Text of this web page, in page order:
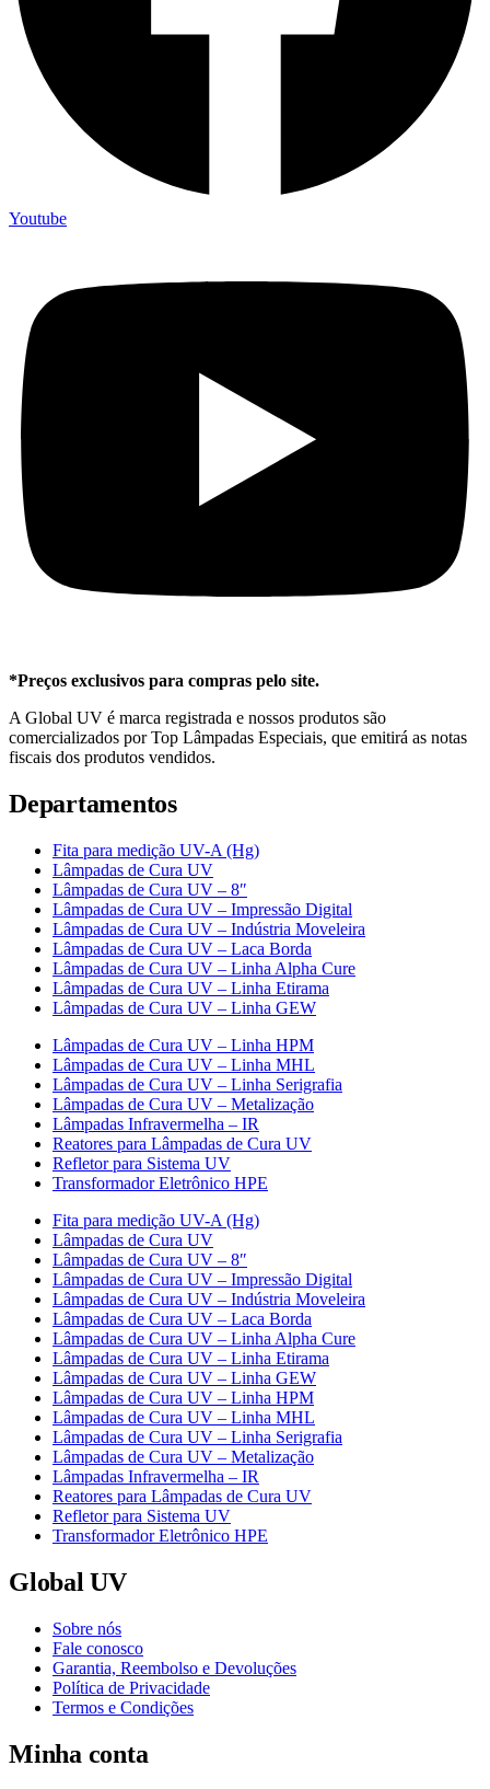
Youtube
*Preços exclusivos para compras pelo site.
A Global UV é marca registrada e nossos produtos são
comercializados por Top Lâmpadas Especiais, que emitirá as notas
fiscais dos produtos vendidos.
Departamentos
Fita para medição UV-A (Hg)
Lâmpadas de Cura UV
Lâmpadas de Cura UV – 8″
Lâmpadas de Cura UV – Impressão Digital
Lâmpadas de Cura UV – Indústria Moveleira
Lâmpadas de Cura UV – Laca Borda
Lâmpadas de Cura UV – Linha Alpha Cure
Lâmpadas de Cura UV – Linha Etirama
Lâmpadas de Cura UV – Linha GEW
Lâmpadas de Cura UV – Linha HPM
Lâmpadas de Cura UV – Linha MHL
Lâmpadas de Cura UV – Linha Serigrafia
Lâmpadas de Cura UV – Metalização
Lâmpadas Infravermelha – IR
Reatores para Lâmpadas de Cura UV
Refletor para Sistema UV
Transformador Eletrônico HPE
Fita para medição UV-A (Hg)
Lâmpadas de Cura UV
Lâmpadas de Cura UV – 8″
Lâmpadas de Cura UV – Impressão Digital
Lâmpadas de Cura UV – Indústria Moveleira
Lâmpadas de Cura UV – Laca Borda
Lâmpadas de Cura UV – Linha Alpha Cure
Lâmpadas de Cura UV – Linha Etirama
Lâmpadas de Cura UV – Linha GEW
Lâmpadas de Cura UV – Linha HPM
Lâmpadas de Cura UV – Linha MHL
Lâmpadas de Cura UV – Linha Serigrafia
Lâmpadas de Cura UV – Metalização
Lâmpadas Infravermelha – IR
Reatores para Lâmpadas de Cura UV
Refletor para Sistema UV
Transformador Eletrônico HPE
Global UV
Sobre nós
Fale conosco
Garantia, Reembolso e Devoluções
Política de Privacidade
Termos e Condições
Minha conta